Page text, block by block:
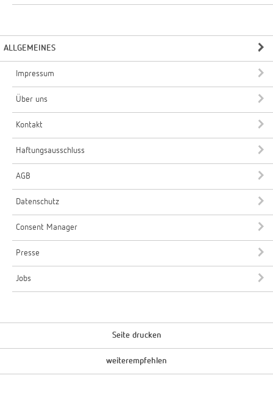
ALLGEMEINES
Impressum
Über uns
Kontakt
Haftungsausschluss
AGB
Datenschutz
Consent Manager
Presse
Jobs
Seite drucken
weiterempfehlen